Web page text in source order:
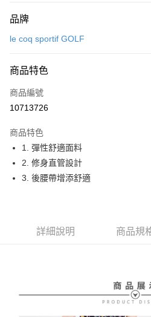
信用卡一次付款
LINE Pay
Apple Pay
悠遊付
大哥付你分期
相關說明
成交易。
1.分期款項不併入電信帳單，「大哥付你
【關於「AFTEE先享後付」】
AFTEE先享後付是「在收到商品之後才付
３．安心：先確認商品／服務後，再付款
【「AFTEE先享後付」結帳流程】
ATM付款
品牌
le coq sportif GOLF
商品特色
商品編號
10713726
商品特色
1. 彈性舒適面料
2. 修身直管設計
3. 後腰帶增添舒適
詳細說明 商品規